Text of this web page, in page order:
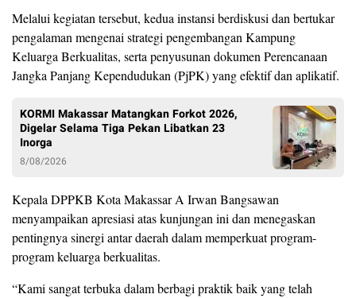
Melalui kegiatan tersebut, kedua instansi berdiskusi dan bertukar
pengalaman mengenai strategi pengembangan Kampung
Keluarga Berkualitas, serta penyusunan dokumen Perencanaan
Jangka Panjang Kependudukan (PjPK) yang efektif dan aplikatif.
KORMI Makassar Matangkan Forkot 2026,
Digelar Selama Tiga Pekan Libatkan 23
Inorga
8/08/2026
Kepala DPPKB Kota Makassar A Irwan Bangsawan
menyampaikan apresiasi atas kunjungan ini dan menegaskan
pentingnya sinergi antar daerah dalam memperkuat program-
program keluarga berkualitas.
“Kami sangat terbuka dalam berbagi praktik baik yang telah